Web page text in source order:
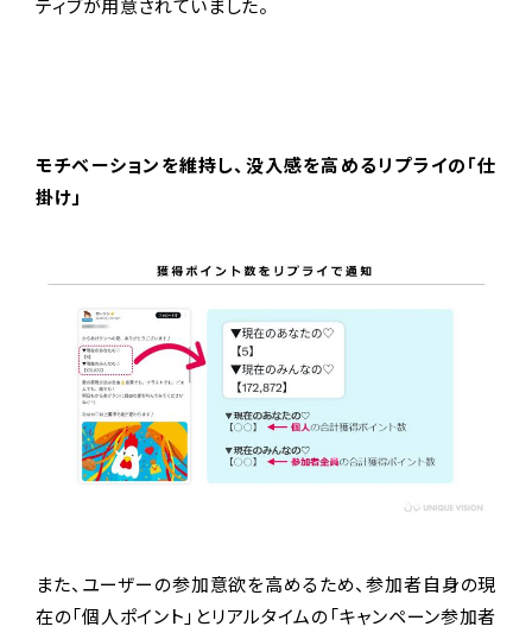
ティブが用意されていました。
モチベーションを維持し、没入感を高めるリプライの「仕
掛け」
また、ユーザーの参加意欲を高めるため、参加者自身の現
在の「個人ポイント」とリアルタイムの「キャンペーン参加者